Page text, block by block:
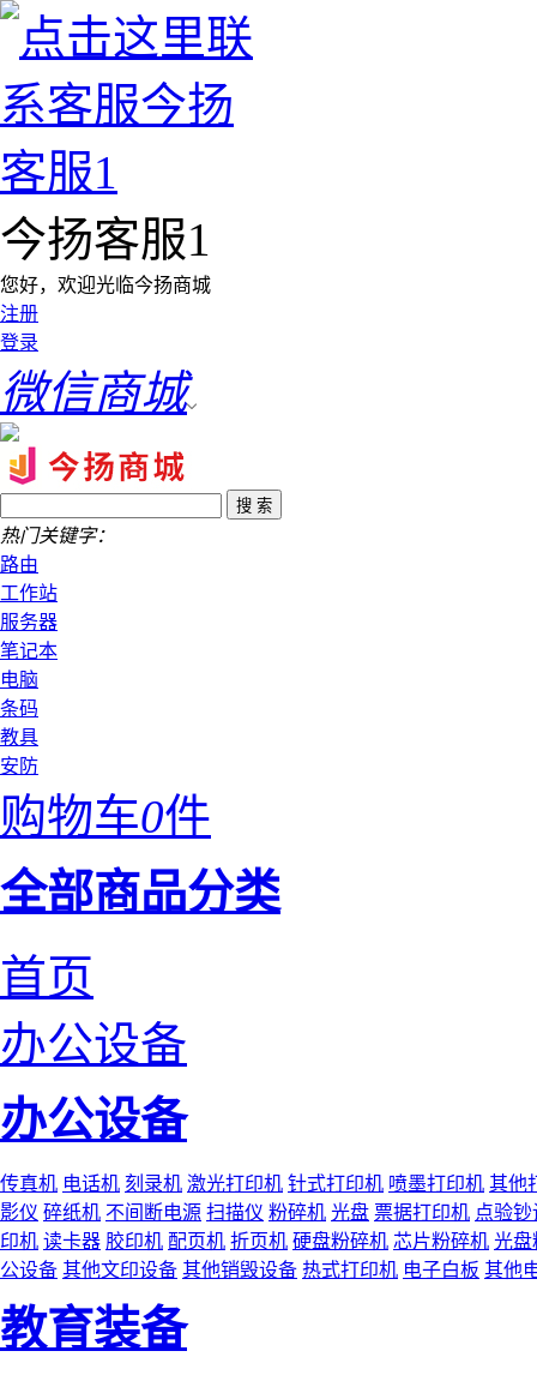
今扬客服1
您好，欢迎光临今扬商城
注册
登录
微信商城
热门关键字：
路由
工作站
服务器
笔记本
电脑
条码
教具
安防
购物车0件
全部商品分类
首页
办公设备
办公设备
传真机 电话机 刻录机 激光打印机 针式打印机 喷墨打印机 其他
影仪 碎纸机 不间断电源 扫描仪 粉碎机 光盘 票据打印机 点验钞
印机 读卡器 胶印机 配页机 折页机 硬盘粉碎机 芯片粉碎机 光盘
公设备 其他文印设备 其他销毁设备 热式打印机 电子白板 其他
教育装备